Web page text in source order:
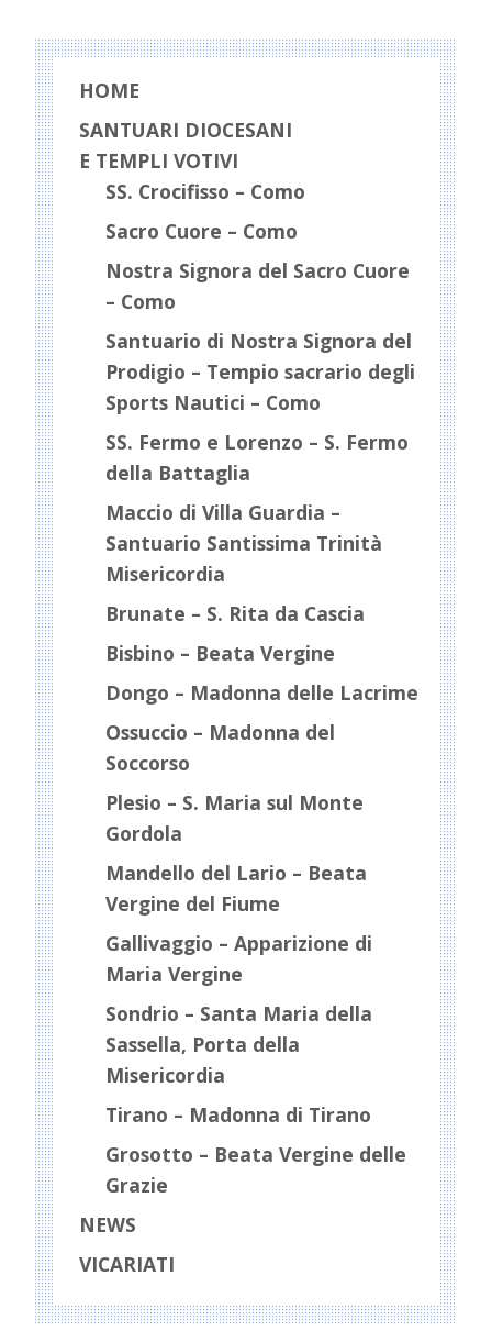
HOME
SANTUARI DIOCESANI
E TEMPLI VOTIVI
SS. Crocifisso – Como
Sacro Cuore – Como
Nostra Signora del Sacro Cuore
– Como
Santuario di Nostra Signora del
Prodigio – Tempio sacrario degli
Sports Nautici – Como
SS. Fermo e Lorenzo – S. Fermo
della Battaglia
Maccio di Villa Guardia –
Santuario Santissima Trinità
Misericordia
Brunate – S. Rita da Cascia
Bisbino – Beata Vergine
Dongo – Madonna delle Lacrime
Ossuccio – Madonna del
Soccorso
Plesio – S. Maria sul Monte
Gordola
Mandello del Lario – Beata
Vergine del Fiume
Gallivaggio – Apparizione di
Maria Vergine
Sondrio – Santa Maria della
Sassella, Porta della
Misericordia
Tirano – Madonna di Tirano
Grosotto – Beata Vergine delle
Grazie
NEWS
VICARIATI